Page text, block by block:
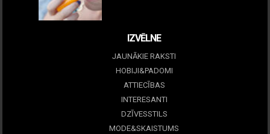
IZVĒLNE
JAUNĀKIE RAKSTI
HOBIJI&PADOMI
ATTIECĪBAS
INTERESANTI
DZĪVESSTILS
MODE&SKAISTUMS